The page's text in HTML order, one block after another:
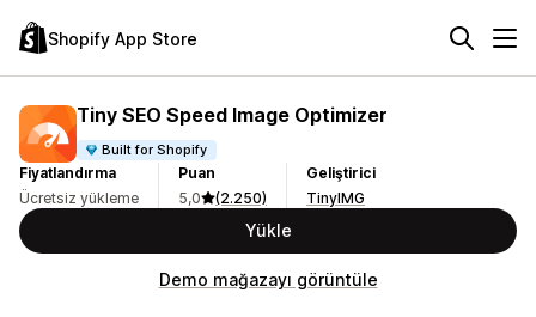
Shopify App Store
Tiny SEO Speed Image Optimizer
Built for Shopify
Fiyatlandırma
Ücretsiz yükleme
Puan
5,0
(2.250)
Geliştirici
TinyIMG
Yükle
Demo mağazayı görüntüle